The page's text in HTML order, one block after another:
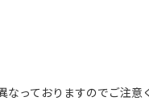
なっておりますのでご注意